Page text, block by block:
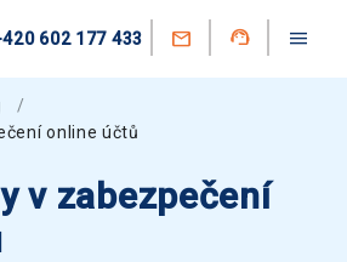
602 177 433
/
online účtů
v zabezpečení